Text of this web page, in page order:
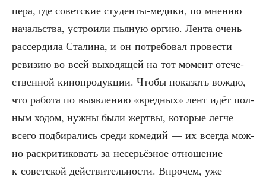
пе­ра, где совет­ские сту­ден­ты-меди­ки, по мне­нию
началь­ства, устро­и­ли пья­ную оргию. Лен­та очень
рас­сер­ди­ла Ста­ли­на, и он потре­бо­вал про­ве­сти
реви­зию во всей выхо­дя­щей на тот момент оте­че­
ствен­ной кино­про­дук­ции. Что­бы пока­зать вождю,
что рабо­та по выяв­ле­нию «вред­ных» лент идёт пол­
ным ходом, нуж­ны были жерт­вы, кото­рые лег­че
все­го под­би­ра­лись сре­ди коме­дий — их все­гда мож­
но рас­кри­ти­ко­вать за несе­рьёз­ное отно­ше­ние
к совет­ской дей­стви­тель­но­сти. Впро­чем, уже